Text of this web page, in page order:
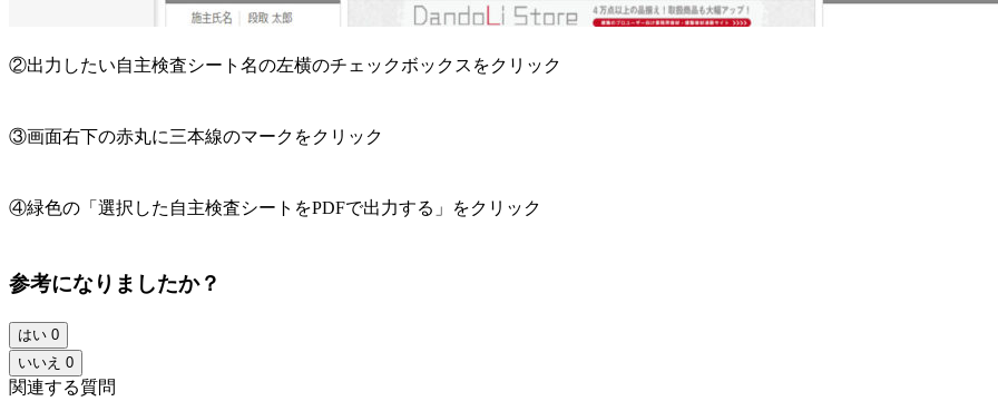
②出力したい自主検査シート名の左横のチェックボックスをクリック
③画面右下の赤丸に三本線のマークをクリック
④緑色の「選択した自主検査シートをPDFで出力する」をクリック
参考になりましたか？
はい 0
いいえ 0
関連する質問